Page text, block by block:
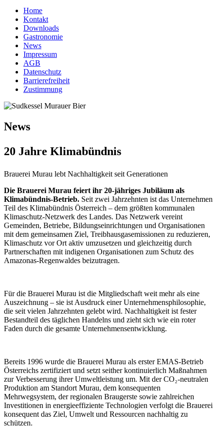
Home
Kontakt
Downloads
Gastronomie
News
Impressum
AGB
Datenschutz
Barrierefreiheit
Zustimmung
News
20 Jahre Klimabündnis
Brauerei Murau lebt Nachhaltigkeit seit Generationen
Die Brauerei Murau feiert ihr 20-jähriges Jubiläum als
Klimabündnis-Betrieb. Seit zwei Jahrzehnten ist das Unternehmen
Teil des Klimabündnis Österreich – dem größten kommunalen
Klimaschutz-Netzwerk des Landes. Das Netzwerk vereint
Gemeinden, Betriebe, Bildungseinrichtungen und Organisationen
mit dem gemeinsamen Ziel, Treibhausgasemissionen zu reduzieren,
Klimaschutz vor Ort aktiv umzusetzen und gleichzeitig durch
Partnerschaften mit indigenen Organisationen zum Schutz des
Amazonas-Regenwaldes beizutragen.
Für die Brauerei Murau ist die Mitgliedschaft weit mehr als eine
Auszeichnung – sie ist Ausdruck einer Unternehmensphilosophie,
die seit vielen Jahrzehnten gelebt wird. Nachhaltigkeit ist fester
Bestandteil des täglichen Handelns und zieht sich wie ein roter
Faden durch die gesamte Unternehmensentwicklung.
Bereits 1996 wurde die Brauerei Murau als erster EMAS-Betrieb
Österreichs zertifiziert und setzt seither kontinuierlich Maßnahmen
zur Verbesserung ihrer Umweltleistung um. Mit der CO₂-neutralen
Produktion am Standort Murau, dem konsequenten
Mehrwegsystem, der regionalen Braugerste sowie zahlreichen
Investitionen in energieeffiziente Technologien verfolgt die Brauerei
konsequent das Ziel, Umwelt und Ressourcen nachhaltig zu
schützen.